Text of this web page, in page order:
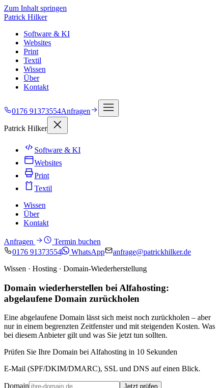
Zum Inhalt springen
Patrick Hilker
Software & KI
Websites
Print
Textil
Wissen
Über
Kontakt
0176 91373554Anfragen
Patrick Hilker
Software & KI
Websites
Print
Textil
Wissen
Über
Kontakt
Anfragen
Termin buchen
0176 91373554
WhatsApp
anfrage@patrickhilker.de
Wissen · Hosting · Domain-Wiederherstellung
Domain wiederherstellen bei Alfahosting:
abgelaufene Domain zurückholen
Eine abgelaufene Domain lässt sich meist noch zurückholen – aber
nur in einem begrenzten Zeitfenster und mit steigenden Kosten. Was
bei diesem Anbieter gilt und was Sie jetzt tun sollten.
Prüfen Sie Ihre Domain bei Alfahosting in 10 Sekunden
E-Mail (SPF/DKIM/DMARC), SSL und DNS auf einen Blick.
Domain Jetzt prüfen